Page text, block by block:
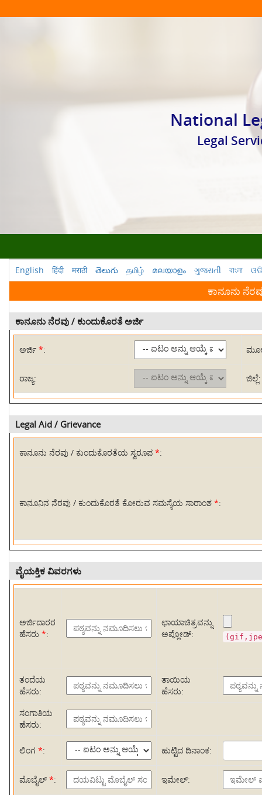
National
Legal
English हिंदी मराठी తెలుగు தமிழ் മലയാളം ગુજરાતી বাংলা
ಕಾನೂನು
ಕಾನೂನು ನೆರವು / ಕುಂದುಕೊರತೆ ಅರ್ಜಿ
ಅರ್ಜಿ *:
ರಾಜ್ಯ: ಜಿಲ್ಲೆ:
Legal Aid / Grievance
ಕಾನೂನು ನೆರವು / ಕುಂದುಕೊರತೆಯ ಸ್ವರೂಪ *:
ಕಾನೂನಿನ ನೆರವು / ಕುಂದುಕೊರತೆ ಕೋರುವ ಸಮಸ್ಯೆಯ ಸಾರಾಂಶ *:
ವೈಯಕ್ತಿಕ ವಿವರಗಳು
ಅರ್ಜಿದಾರರ
ಹೆಸರು *:
ಛಾಯಾಚಿತ್ರವನ್ನು
ಅಪ್ಲೋಡ್:
ತಂದೆಯ
ಹೆಸರು:
ತಾಯಿಯ
ಹೆಸರು:
ಸಂಗಾತಿಯ
ಹೆಸರು:
ಲಿಂಗ *: ಹುಟ್ಟಿದ ದಿನಾಂಕ:
ಮೊಬೈಲ್ *: ಇಮೇಲ್: